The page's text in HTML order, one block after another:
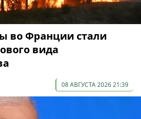
во Франции стали
вида
08 АВГУСТА 2026 21:39